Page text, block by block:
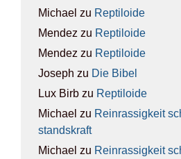
Michael zu Rep­ti­lo­ide
Mendez zu Rep­ti­lo­ide
Mendez zu Rep­ti­lo­ide
Joseph zu Die Bibel
Lux Birb zu Rep­ti­lo­ide
Michael zu Rein­ras­sig­keit
stands­kraft
Michael zu Rein­ras­sig­keit